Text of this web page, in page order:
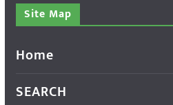
Site Map
Home
SEARCH